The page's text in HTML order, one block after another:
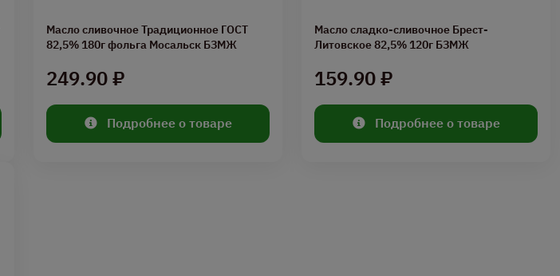
Масло сливочное Традиционное ГОСТ
82,5% 180г фольга Мосальск БЗМЖ
249.90 ₽
Подробнее о товаре
Масло сладко-сливочное Брест-
Литовское 82,5% 120г БЗМЖ
159.90 ₽
Подробнее о товаре